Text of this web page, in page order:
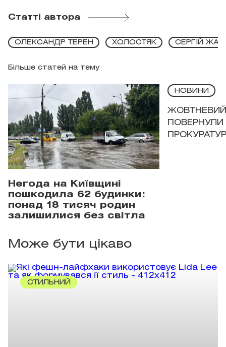
Статті автора
Більше статей на тему
ОЛЕКСАНДР ТЕРЕН ХОЛОСТЯК СЕРГІЙ
Негода на Київщині
пошкодила 62 будинки:
понад 18 тисяч родин
залишилися без світла
НОВИНИ
ЖОВТНЕВИЙ
ПОВЕРНУЛИ
Може бути цікаво
СТИЛЬНИЙ